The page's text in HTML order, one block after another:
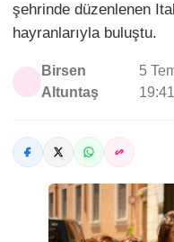
şehrinde düzenlenen
hayranlarıyla buluştu.
Birsen
Altuntaş
5
19:41